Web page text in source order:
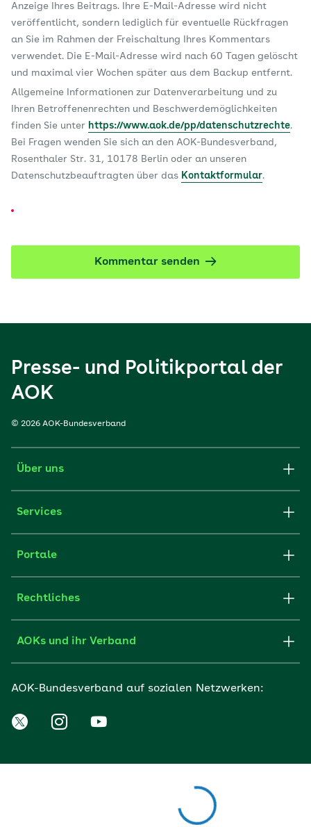
Anzeige Ihres Beitrags. Ihre E-Mail-Adresse wird nicht
veröffentlicht, sondern lediglich für eventuelle Rückfragen
an Sie im Rahmen der Freischaltung Ihres Kommentars
verwendet. Die E-Mail-Adresse wird nach 60 Tagen gelöscht
und maximal vier Wochen später aus dem Backup entfernt.
Allgemeine Informationen zur Datenverarbeitung und zu
Ihren Betroffenenrechten und Beschwerdemöglichkeiten
finden Sie unter https://www.aok.de/pp/datenschutzrechte.
Bei Fragen wenden Sie sich an den AOK-Bundesverband,
Rosenthaler Str. 31, 10178 Berlin oder an unseren
Datenschutzbeauftragten über das Kontaktformular.
Kommentar senden
Presse- und Politikportal der
AOK
© 2026 AOK-Bundesverband
Über uns
Services
Portale
Rechtliches
AOKs und ihr Verband
AOK-Bundesverband auf sozialen Netzwerken: